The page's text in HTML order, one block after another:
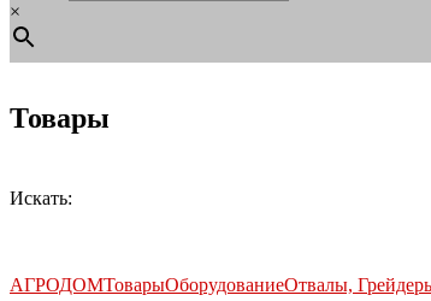
×
Товары
Искать:
АГРОДОМТоварыОборудованиеОтвалы,